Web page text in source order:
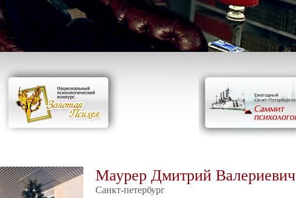
Маурер Дмитрий Валериевич
Санкт-петербург